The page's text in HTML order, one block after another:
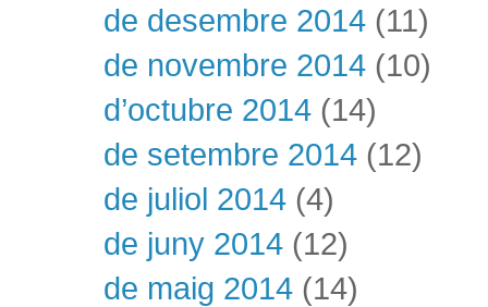
de desembre 2014 (11)
de novembre 2014 (10)
d’octubre 2014 (14)
de setembre 2014 (12)
de juliol 2014 (4)
de juny 2014 (12)
de maig 2014 (14)